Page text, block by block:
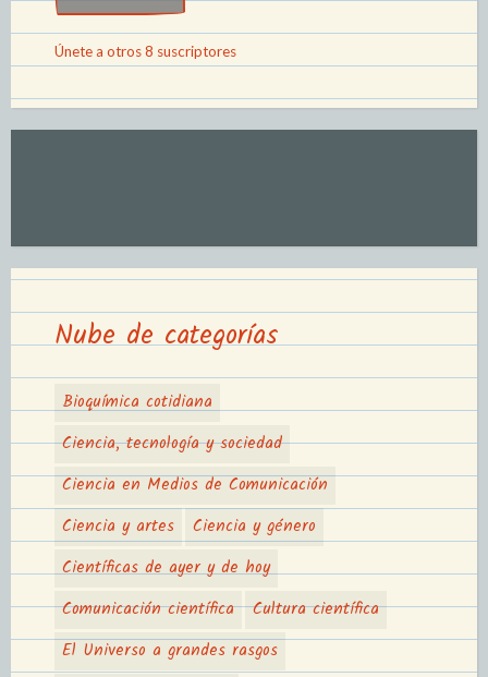
Únete a otros 8 suscriptores
Nube de categorías
Bioquímica cotidiana
Ciencia, tecnología y sociedad
Ciencia en Medios de Comunicación
Ciencia y artes
Ciencia y género
Científicas de ayer y de hoy
Comunicación científica
Cultura científica
El Universo a grandes rasgos